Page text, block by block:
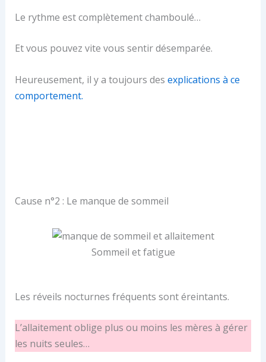
Le rythme est complètement chamboulé…
Et vous pouvez vite vous sentir désemparée.
Heureusement, il y a toujours des explications à ce
comportement.
Cause n°2 : Le manque de sommeil
Sommeil et fatigue
Les réveils nocturnes fréquents sont éreintants.
L’allaitement oblige plus ou moins les mères à gérer
les nuits seules…